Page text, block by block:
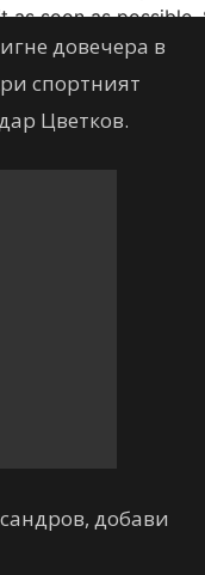
довечера в
спортният
Цветков.
добави